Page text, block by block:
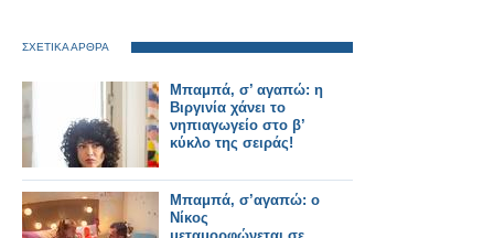
ΣΧΕΤΙΚΑ ΑΡΘΡΑ
Μπαμπά, σ’ αγαπώ: η
Βιργινία χάνει το
νηπιαγωγείο στο β’
κύκλο της σειράς!
Μπαμπά, σ’αγαπώ: ο
Νίκος